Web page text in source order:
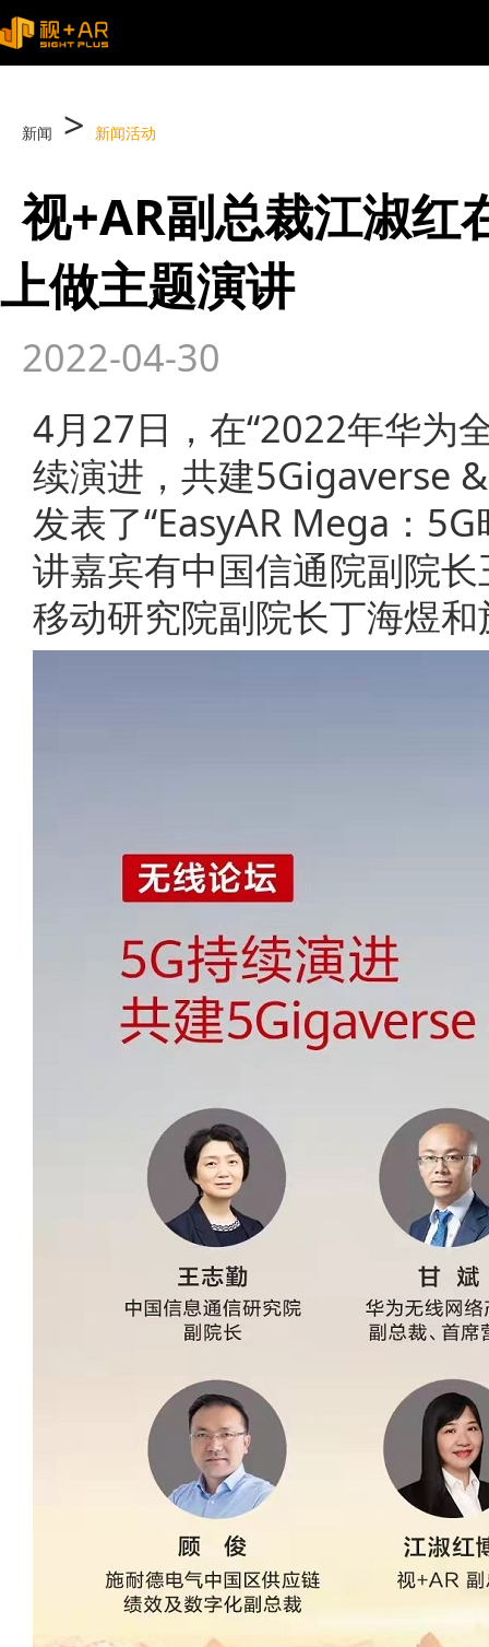
新闻 > 新闻活动
视+AR副总裁江淑红
上做主题演讲
2022-04-30
4月27日，在“2022年华为
续演进，共建5Gigaverse
发表了“EasyAR Mega：
讲嘉宾有中国信通院副院
移动研究院副院长丁海煜